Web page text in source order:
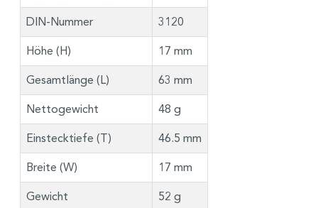
DIN-Nummer 3120
Höhe (H) 17 mm
Gesamtlänge (L) 63 mm
Nettogewicht 48 g
Einstecktiefe (T) 46.5 mm
Breite (W) 17 mm
Gewicht
52 g